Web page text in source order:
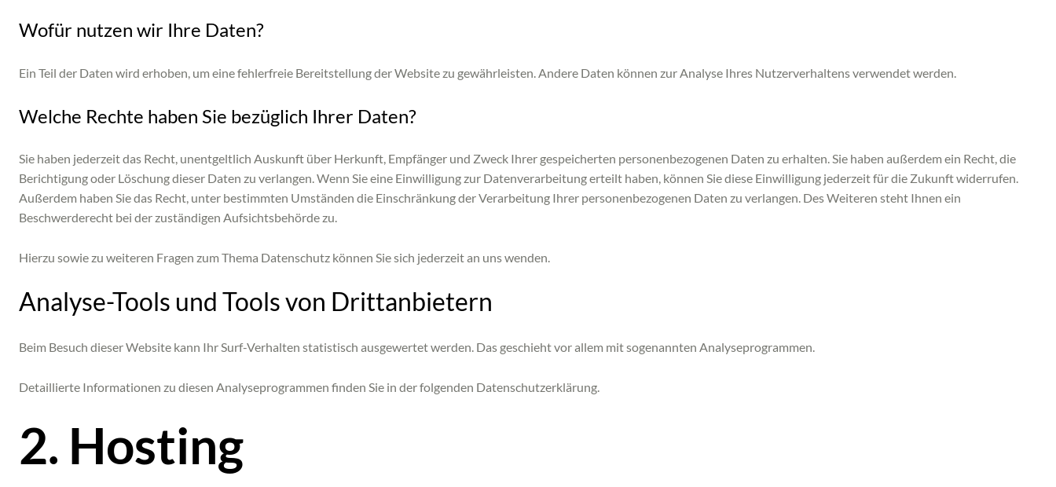
Wofür nutzen wir Ihre Daten?
Ein Teil der Daten wird erhoben, um eine fehlerfreie Bereitstellung der Website zu gewährleisten. Andere Daten können zur Analyse Ihres Nutzerverhaltens verwendet werden.
Welche Rechte haben Sie bezüglich Ihrer Daten?
Sie haben jederzeit das Recht, unentgeltlich Auskunft über Herkunft, Empfänger und Zweck Ihrer gespeicherten personenbezogenen Daten zu erhalten. Sie haben außerdem ein Recht, die
Berichtigung oder Löschung dieser Daten zu verlangen. Wenn Sie eine Einwilligung zur Datenverarbeitung erteilt haben, können Sie diese Einwilligung jederzeit für die Zukunft widerrufen.
Außerdem haben Sie das Recht, unter bestimmten Umständen die Einschränkung der Verarbeitung Ihrer personenbezogenen Daten zu verlangen. Des Weiteren steht Ihnen ein
Beschwerderecht bei der zuständigen Aufsichtsbehörde zu.
Hierzu sowie zu weiteren Fragen zum Thema Datenschutz können Sie sich jederzeit an uns wenden.
Analyse-Tools und Tools von Dritt­anbietern
Beim Besuch dieser Website kann Ihr Surf-Verhalten statistisch ausgewertet werden. Das geschieht vor allem mit sogenannten Analyseprogrammen.
Detaillierte Informationen zu diesen Analyseprogrammen finden Sie in der folgenden Datenschutzerklärung.
2. Hosting